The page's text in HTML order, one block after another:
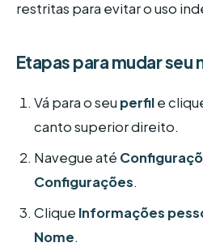
restritas para evitar o uso
Etapas para mudar seu
Vá para o seu perfile
canto superior direito.
Navegue até
Configurações.
Clique Informações
Nome.